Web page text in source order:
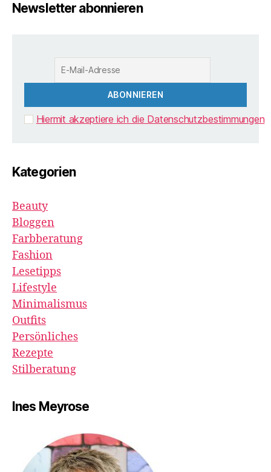
Newsletter abonnieren
Hiermit akzeptiere ich die Datenschutzbestimmungen
Kategorien
Beauty
Bloggen
Farbberatung
Fashion
Lesetipps
Lifestyle
Minimalismus
Outfits
Persönliches
Rezepte
Stilberatung
Ines Meyrose